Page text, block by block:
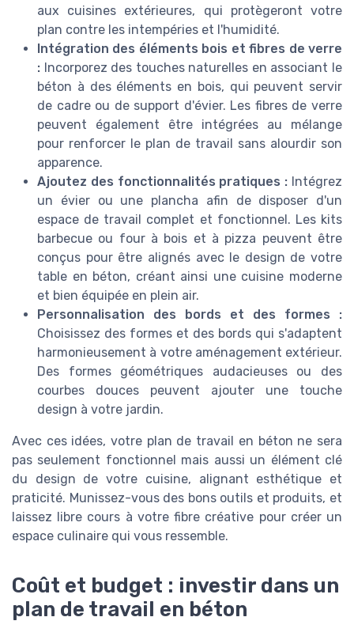
aux cuisines extérieures, qui protègeront votre
plan contre les intempéries et l'humidité.
Intégration des éléments bois et fibres de verre
: Incorporez des touches naturelles en associant le
béton à des éléments en bois, qui peuvent servir
de cadre ou de support d'évier. Les fibres de verre
peuvent également être intégrées au mélange
pour renforcer le plan de travail sans alourdir son
apparence.
Ajoutez des fonctionnalités pratiques : Intégrez
un évier ou une plancha afin de disposer d'un
espace de travail complet et fonctionnel. Les kits
barbecue ou four à bois et à pizza peuvent être
conçus pour être alignés avec le design de votre
table en béton, créant ainsi une cuisine moderne
et bien équipée en plein air.
Personnalisation des bords et des formes :
Choisissez des formes et des bords qui s'adaptent
harmonieusement à votre aménagement extérieur.
Des formes géométriques audacieuses ou des
courbes douces peuvent ajouter une touche
design à votre jardin.
Avec ces idées, votre plan de travail en béton ne sera
pas seulement fonctionnel mais aussi un élément clé
du design de votre cuisine, alignant esthétique et
praticité. Munissez-vous des bons outils et produits, et
laissez libre cours à votre fibre créative pour créer un
espace culinaire qui vous ressemble.
Coût et budget : investir dans un
plan de travail en béton